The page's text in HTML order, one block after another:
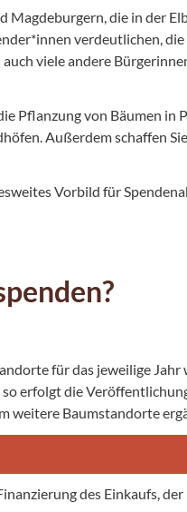
Magdeburgern, die in der
verdeutlichen,
viele andere
Pflanzung von Bäumen in
Außerdem schaffen
Vorbild für
für das jeweilige Jahr
erfolgt die
weitere Baumstandorte
des Einkaufs,